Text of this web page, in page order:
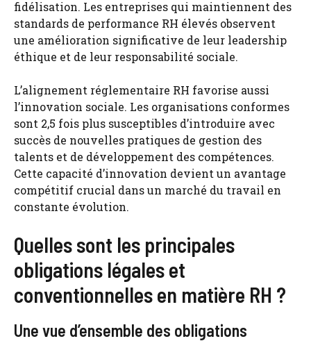
fidélisation. Les entreprises qui maintiennent des
standards de performance RH élevés observent
une amélioration significative de leur leadership
éthique et de leur responsabilité sociale.
L’alignement réglementaire RH favorise aussi
l’innovation sociale. Les organisations conformes
sont 2,5 fois plus susceptibles d’introduire avec
succès de nouvelles pratiques de gestion des
talents et de développement des compétences.
Cette capacité d’innovation devient un avantage
compétitif crucial dans un marché du travail en
constante évolution.
Quelles sont les principales
obligations légales et
conventionnelles en matière RH ?
Une vue d’ensemble des obligations